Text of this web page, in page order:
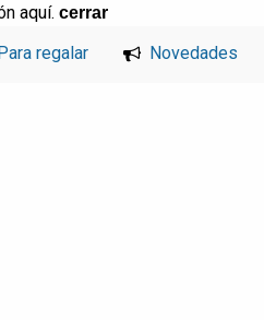
aquí. cerrar
Para regalar Novedades